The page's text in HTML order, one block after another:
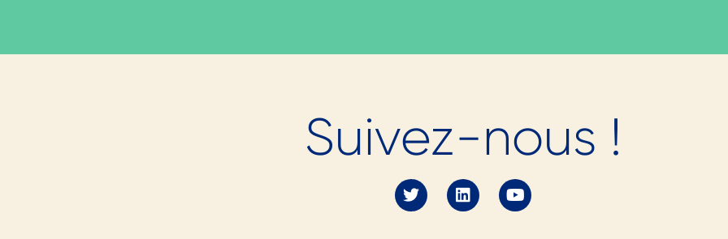
Prêt.e à nous rejoindre en
adhérent.een 2026 ?
(re)Découvrez nos offres
Suivez-nous !